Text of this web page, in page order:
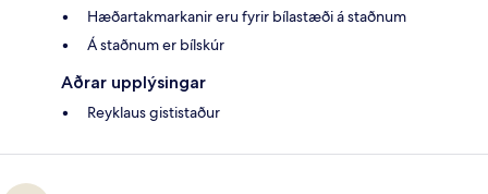
Hæðartakmarkanir eru fyrir bílastæði á staðnum
Á staðnum er bílskúr
Aðrar upplýsingar
Reyklaus gististaður